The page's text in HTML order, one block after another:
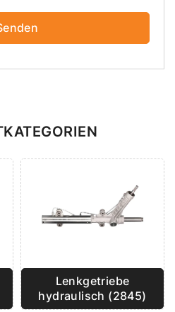
Lenkgetriebe
hydraulisch (2845)